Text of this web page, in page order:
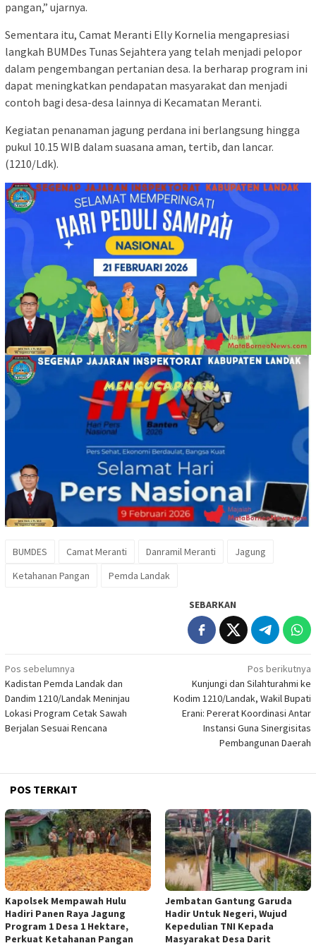
pangan,” ujarnya.
Sementara itu, Camat Meranti Elly Kornelia mengapresiasi
langkah BUMDes Tunas Sejahtera yang telah menjadi pelopor
dalam pengembangan pertanian desa. Ia berharap program ini
dapat meningkatkan pendapatan masyarakat dan menjadi
contoh bagi desa-desa lainnya di Kecamatan Meranti.
Kegiatan penanaman jagung perdana ini berlangsung hingga
pukul 10.15 WIB dalam suasana aman, tertib, dan lancar.
(1210/Ldk).
BUMDES Camat Meranti Danramil Meranti
Jagung
Ketahanan Pangan
Pemda Landak
SEBARKAN
Navigasi
pos
Pos sebelumnya
Kadistan Pemda Landak dan
Dandim 1210/Landak Meninjau
Lokasi Program Cetak Sawah
Berjalan Sesuai Rencana
Pos berikutnya
Kunjungi dan Silahturahmi ke
Kodim 1210/Landak, Wakil Bupati
Erani: Pererat Koordinasi Antar
Instansi Guna Sinergisitas
Pembangunan Daerah
POS TERKAIT
Kapolsek Mempawah Hulu
Hadiri Panen Raya Jagung
Program 1 Desa 1 Hektare,
Perkuat Ketahanan Pangan
Jembatan Gantung Garuda
Hadir Untuk Negeri, Wujud
Kepedulian TNI Kepada
Masyarakat Desa Darit